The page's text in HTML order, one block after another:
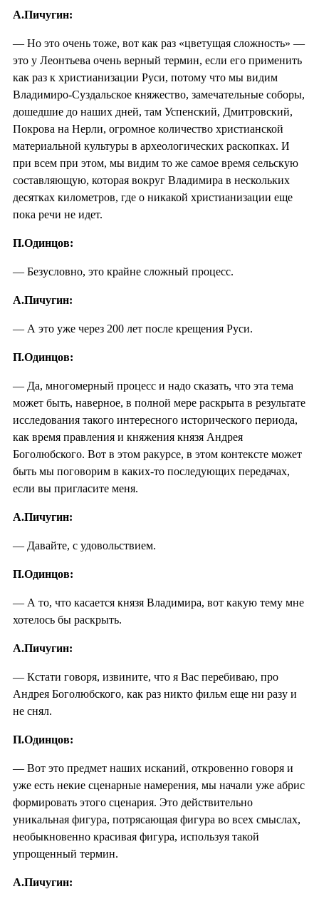
А.Пичугин:
— Но это очень тоже, вот как раз «цветущая сложность» —
это у Леонтьева очень верный термин, если его применить
как раз к христианизации Руси, потому что мы видим
Владимиро-Суздальское княжество, замечательные соборы,
дошедшие до наших дней, там Успенский, Дмитровский,
Покрова на Нерли, огромное количество христианской
материальной культуры в археологических раскопках. И
при всем при этом, мы видим то же самое время сельскую
составляющую, которая вокруг Владимира в нескольких
десятках километров, где о никакой христианизации еще
пока речи не идет.
П.Одинцов:
— Безусловно, это крайне сложный процесс.
А.Пичугин:
— А это уже через 200 лет после крещения Руси.
П.Одинцов:
— Да, многомерный процесс и надо сказать, что эта тема
может быть, наверное, в полной мере раскрыта в результате
исследования такого интересного исторического периода,
как время правления и княжения князя Андрея
Боголюбского. Вот в этом ракурсе, в этом контексте может
быть мы поговорим в каких-то последующих передачах,
если вы пригласите меня.
А.Пичугин:
— Давайте, с удовольствием.
П.Одинцов:
— А то, что касается князя Владимира, вот какую тему мне
хотелось бы раскрыть.
А.Пичугин:
— Кстати говоря, извините, что я Вас перебиваю, про
Андрея Боголюбского, как раз никто фильм еще ни разу и
не снял.
П.Одинцов:
— Вот это предмет наших исканий, откровенно говоря и
уже есть некие сценарные намерения, мы начали уже абрис
формировать этого сценария. Это действительно
уникальная фигура, потрясающая фигура во всех смыслах,
необыкновенно красивая фигура, используя такой
упрощенный термин.
А.Пичугин: